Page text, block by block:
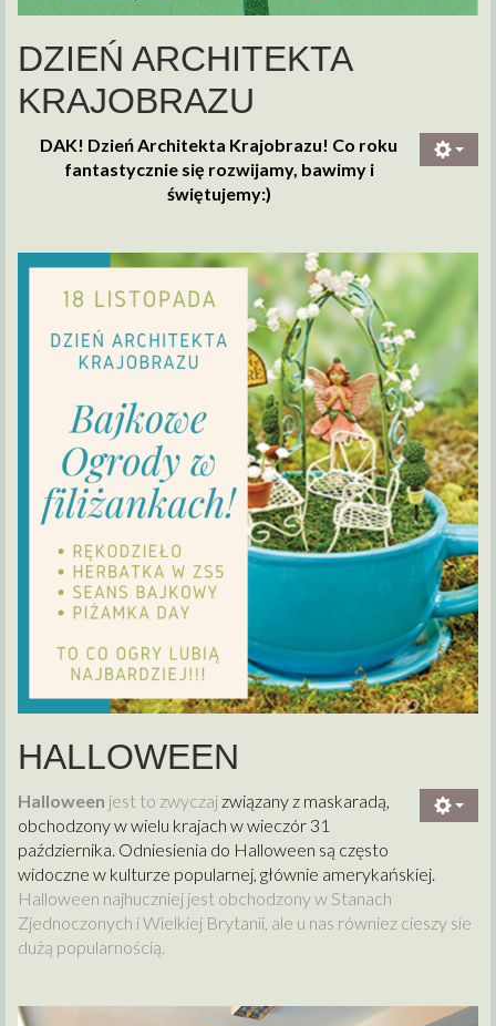
DZIEŃ ARCHITEKTA
KRAJOBRAZU
DAK! Dzień Architekta Krajobrazu! Co roku
fantastycznie się rozwijamy, bawimy i
świętujemy:)
HALLOWEEN
Halloween jest to zwyczaj związany z maskaradą,
obchodzony w wielu krajach w wieczór 31
października. Odniesienia do Halloween są często
widoczne w kulturze popularnej, głównie amerykańskiej.
Halloween najhuczniej jest obchodzony w Stanach
Zjednoczonych i Wielkiej Brytanii, ale u nas równiez cieszy sie
dużą popularnością.